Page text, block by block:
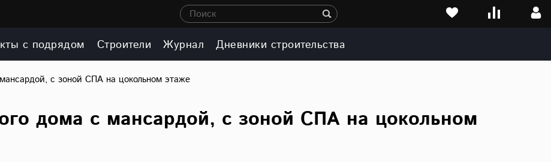
Поиск
с подрядом Строители Журнал Дневники строительства
с зоной СПА на цокольном этаже
дома с мансардой, с зоной СПА на цокольном